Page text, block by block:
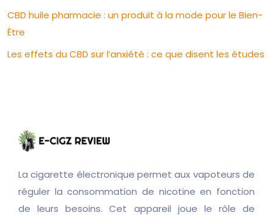
CBD huile pharmacie : un produit à la mode pour le Bien-
Être
Les effets du CBD sur l’anxiété : ce que disent les études
La cigarette électronique permet aux vapoteurs de
réguler la consommation de nicotine en fonction
de leurs besoins. Cet appareil joue le rôle de